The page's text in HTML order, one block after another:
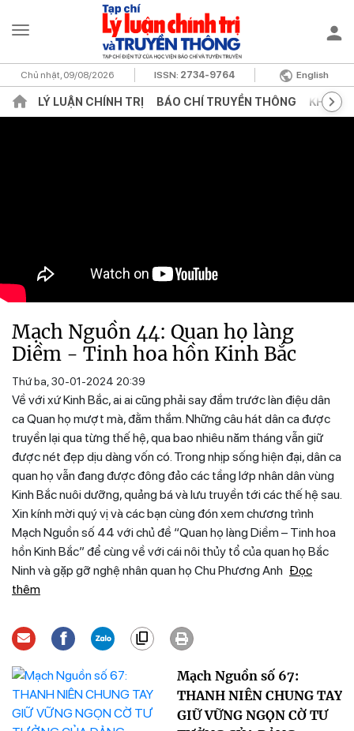
Chủ nhật, 09/08/2026 ISSN: 2734-9764 English
LÝ LUẬN CHÍNH TRỊ BÁO CHÍ TRUYỀN THÔNG KHOA
Mạch Nguồn 44: Quan họ làng
Diềm - Tinh hoa hồn Kinh Bắc
Thứ ba, 30-01-2024 20:39
Về với xứ Kinh Bắc, ai ai cũng phải say đắm trước làn điệu dân
ca Quan họ mượt mà, đằm thắm. Những câu hát dân ca được
truyền lại qua từng thế hệ, qua bao nhiêu năm tháng vẫn giữ
được nét đẹp dịu dàng vốn có. Trong nhịp sống hiện đại, dân ca
quan họ vẫn đang được đông đảo các tầng lớp nhân dân vùng
Kinh Bắc nuôi dưỡng, quảng bá và lưu truyền tới các thế hệ sau.
Xin kính mời quý vị và các bạn cùng đón xem chương trình
Mạch Nguồn số 44 với chủ đề “Quan họ làng Diềm – Tinh hoa
hồn Kinh Bắc” để cùng về với cái nôi thủy tổ của quan họ Bắc
Ninh và gặp gỡ nghệ nhân quan họ Chu Phương Anh Đọc
thêm
Mạch Nguồn số 67:
THANH NIÊN CHUNG TAY
GIỮ VỮNG NGỌN CỜ TƯ